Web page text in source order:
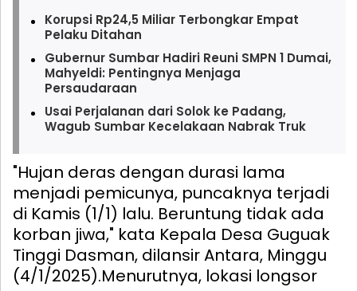
Korupsi Rp24,5 Miliar Terbongkar Empat
Pelaku Ditahan
Gubernur Sumbar Hadiri Reuni SMPN 1 Dumai,
Mahyeldi: Pentingnya Menjaga
Persaudaraan
Usai Perjalanan dari Solok ke Padang,
Wagub Sumbar Kecelakaan Nabrak Truk
"Hujan deras dengan durasi lama
menjadi pemicunya, puncaknya terjadi
di Kamis (1/1) lalu. Beruntung tidak ada
korban jiwa," kata Kepala Desa Guguak
Tinggi Dasman, dilansir Antara, Minggu
(4/1/2025).Menurutnya, lokasi longsor